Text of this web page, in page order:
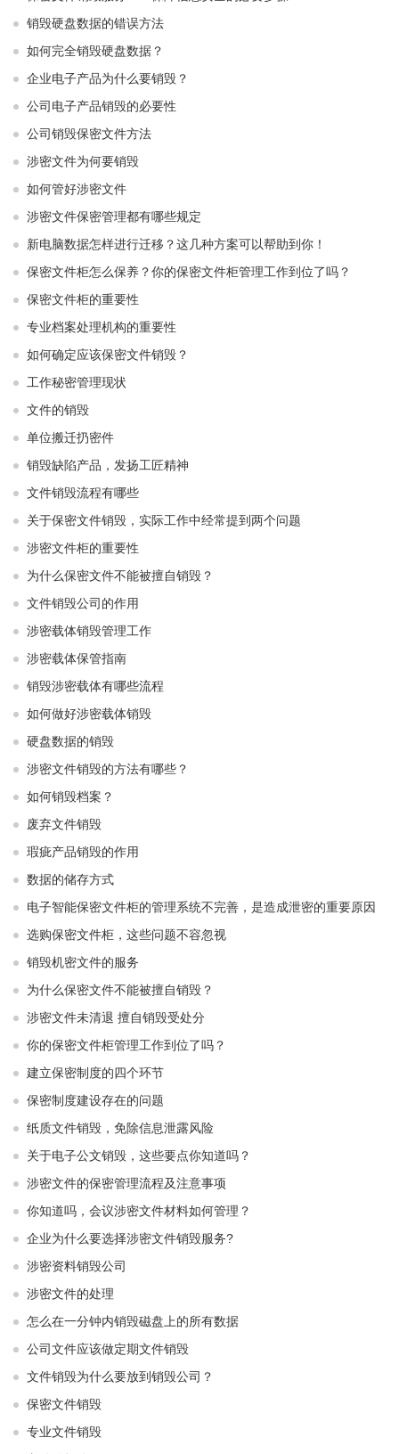
销毁硬盘数据的错误方法
如何完全销毁硬盘数据？
企业电子产品为什么要销毁？
公司电子产品销毁的必要性
公司销毁保密文件方法
涉密文件为何要销毁
如何管好涉密文件
涉密文件保密管理都有哪些规定
新电脑数据怎样进行迁移？这几种方案可以帮助到你！
保密文件柜怎么保养？你的保密文件柜管理工作到位了吗？
保密文件柜的重要性
专业档案处理机构的重要性
如何确定应该保密文件销毁？
工作秘密管理现状
文件的销毁
单位搬迁扔密件
销毁缺陷产品，发扬工匠精神
文件销毁流程有哪些
关于保密文件销毁，实际工作中经常提到两个问题
涉密文件柜的重要性
为什么保密文件不能被擅自销毁？
文件销毁公司的作用
涉密载体销毁管理工作
涉密载体保管指南
销毁涉密载体有哪些流程
如何做好涉密载体销毁
硬盘数据的销毁
涉密文件销毁的方法有哪些？
如何销毁档案？
废弃文件销毁
瑕疵产品销毁的作用
数据的储存方式
电子智能保密文件柜的管理系统不完善，是造成泄密的重要原因
选购保密文件柜，这些问题不容忽视
销毁机密文件的服务
为什么保密文件不能被擅自销毁？
涉密文件未清退 擅自销毁受处分
你的保密文件柜管理工作到位了吗？
建立保密制度的四个环节
保密制度建设存在的问题
纸质文件销毁，免除信息泄露风险
关于电子公文销毁，这些要点你知道吗？
涉密文件的保密管理流程及注意事项
你知道吗，会议涉密文件材料如何管理？
企业为什么要选择涉密文件销毁服务?
涉密资料销毁公司
涉密文件的处理
怎么在一分钟内销毁磁盘上的所有数据
公司文件应该做定期文件销毁
文件销毁为什么要放到销毁公司？
保密文件销毁
专业文件销毁